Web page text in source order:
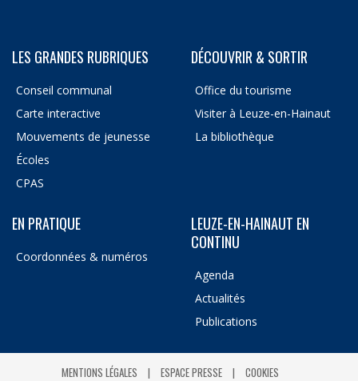
LES GRANDES RUBRIQUES
Conseil communal
Carte interactive
Mouvements de jeunesse
Écoles
CPAS
DÉCOUVRIR & SORTIR
Office du tourisme
Visiter à Leuze-en-Hainaut
La bibliothèque
EN PRATIQUE
Coordonnées & numéros
LEUZE-EN-HAINAUT EN
CONTINU
Agenda
Actualités
Publications
MENTIONS LÉGALES ESPACE PRESSE COOKIES